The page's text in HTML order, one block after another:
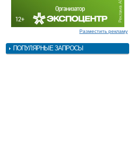
Разместить рекламу
ПОПУЛЯРНЫЕ ЗАПРОСЫ